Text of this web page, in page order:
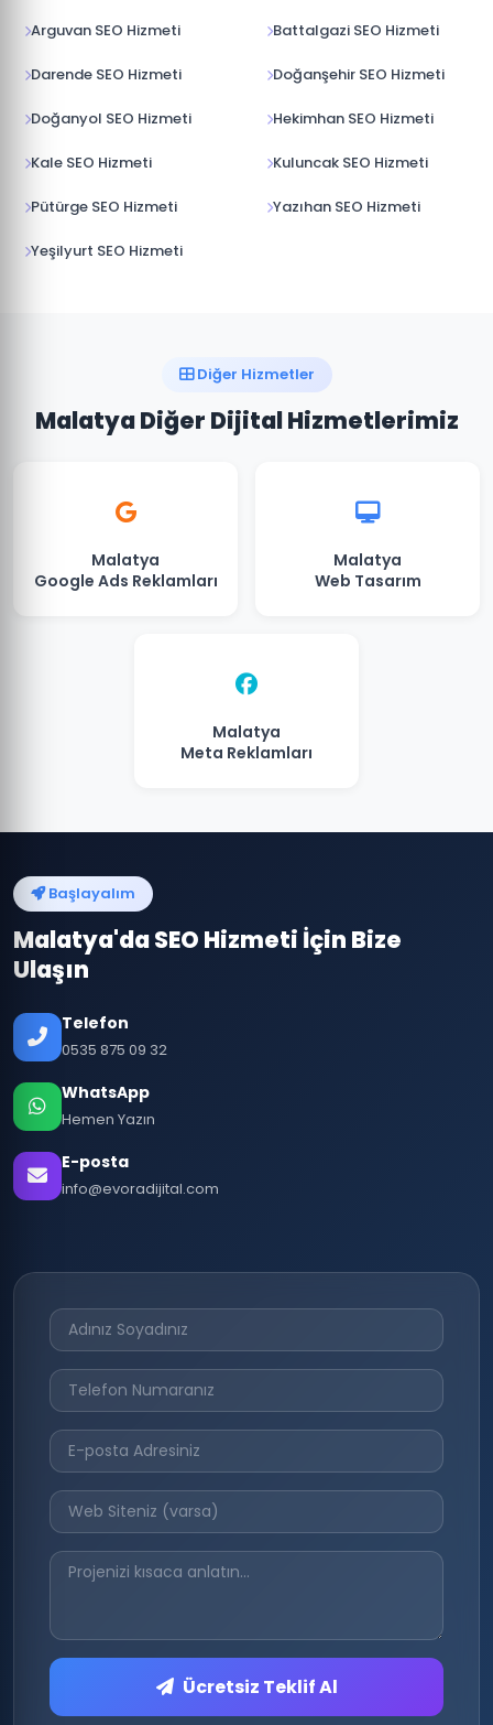
Arguvan SEO Hizmeti Battalgazi SEO Hizmeti
Darende SEO Hizmeti Doğanşehir SEO Hizmeti
Doğanyol SEO Hizmeti Hekimhan SEO Hizmeti
Kale SEO Hizmeti Kuluncak SEO Hizmeti
Pütürge SEO Hizmeti Yazıhan SEO Hizmeti
Yeşilyurt SEO Hizmeti
Diğer Hizmetler
Malatya Diğer Dijital Hizmetlerimiz
Malatya
Google Ads Reklamları
Malatya
Web Tasarım
Malatya
Meta Reklamları
Başlayalım
Malatya'da SEO Hizmeti İçin Bize
Ulaşın
Telefon
0535 875 09 32
WhatsApp
Hemen Yazın
E-posta
info@evoradijital.com
Ücretsiz Teklif Al